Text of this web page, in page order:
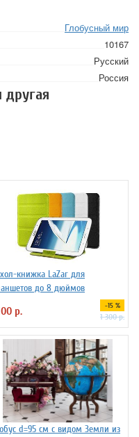
Глобусный мир
10167
Русский
Россия
другая
книжка LaZar для
до 8 дюймов
р. -15 %
1 300 р.
d=95 см c видом Земли из